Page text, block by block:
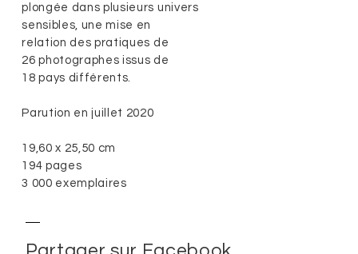
plongée dans plusieurs univers
sensibles, une mise en
relation des pratiques de
26 photographes issus de
18 pays différents.
Parution en juillet 2020
19,60 x 25,50 cm
194 pages
3 000 exemplaires